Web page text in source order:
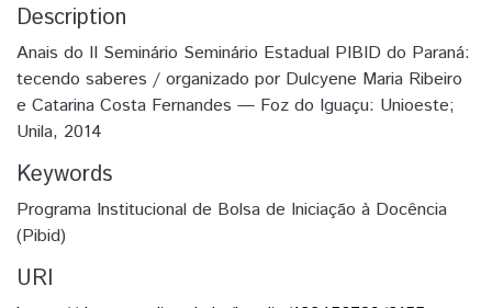
Description
Anais do II Seminário Seminário Estadual PIBID do Paraná:
tecendo saberes / organizado por Dulcyene Maria Ribeiro
e Catarina Costa Fernandes — Foz do Iguaçu: Unioeste;
Unila, 2014
Keywords
Programa Institucional de Bolsa de Iniciação à Docência
(Pibid)
URI